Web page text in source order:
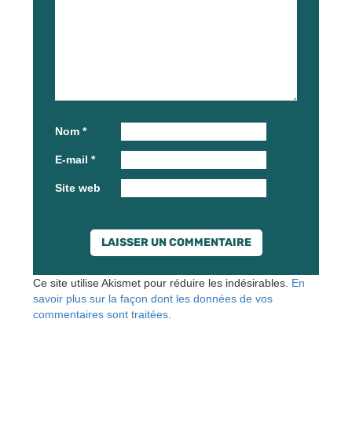
Nom *
E-mail *
Site web
Ce site utilise Akismet pour réduire les indésirables. En
savoir plus sur la façon dont les données de vos
commentaires sont traitées